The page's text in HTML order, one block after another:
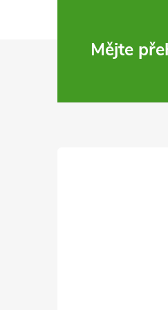
Mějte